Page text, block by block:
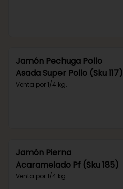
Jamón Pechuga Pollo
Asada Super Pollo (Sku 117)
Venta por 1/4 kg.
Jamón Pierna
Acaramelado Pf (Sku 185)
Venta por 1/4 kg.